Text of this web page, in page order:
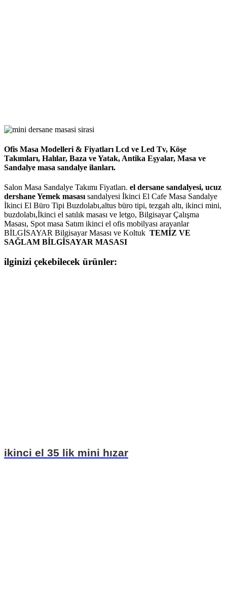
Ofis Masa Modelleri & Fiyatları Lcd ve Led Tv, Köşe
Takımları, Halılar, Baza ve Yatak, Antika Eşyalar, Masa ve
Sandalye masa sandalye ilanları.
Salon Masa Sandalye Takımı Fiyatları. el dersane sandalyesi, ucuz
dershane Yemek masası sandalyesi İkinci El Cafe Masa Sandalye
İkinci El Büro Tipi Buzdolabı,altus büro tipi, tezgah altı, ikinci mini,
buzdolabı,İkinci el satılık masası ve letgo, Bilgisayar Çalışma
Masası, Spot masa Satım ikinci el ofis mobilyası arayanlar
BİLGİSAYAR Bilgisayar Masası ve Koltuk TEMİZ VE
SAĞLAM BİLGİSAYAR MASASI
ilginizi çekebilecek ürünler:
ikinci el 35 lik mini hızar